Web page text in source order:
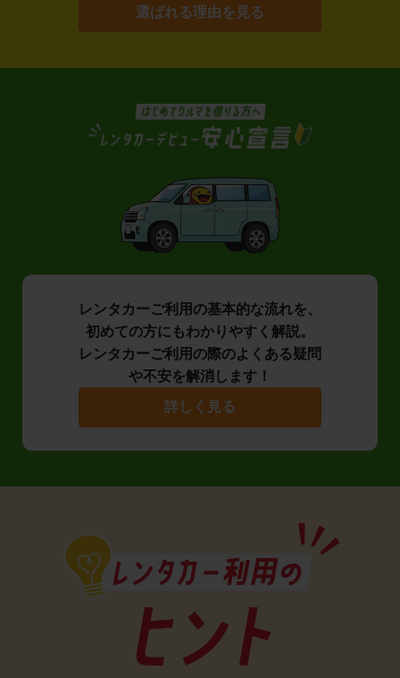
選ばれる理由を見る
レンタカーご利用の基本的な流れを、
初めての方にもわかりやすく解説。
レンタカーご利用の際のよくある疑問
や不安を解消します！
詳しく見る